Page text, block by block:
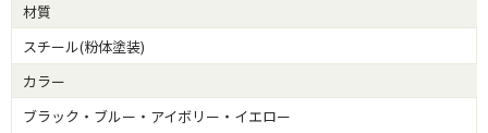
材質
スチール(粉体塗装)
カラー
ブラック・ブルー・アイボリー・イエロー